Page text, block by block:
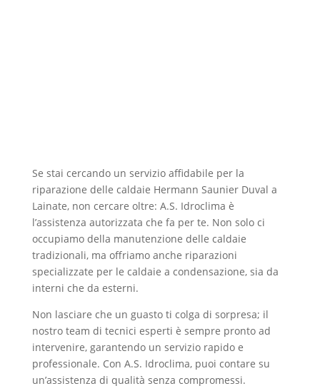
Se stai cercando un servizio affidabile per la
riparazione delle caldaie Hermann Saunier Duval a
Lainate, non cercare oltre: A.S. Idroclima è
l’assistenza autorizzata che fa per te. Non solo ci
occupiamo della manutenzione delle caldaie
tradizionali, ma offriamo anche riparazioni
specializzate per le caldaie a condensazione, sia da
interni che da esterni.
Non lasciare che un guasto ti colga di sorpresa; il
nostro team di tecnici esperti è sempre pronto ad
intervenire, garantendo un servizio rapido e
professionale. Con A.S. Idroclima, puoi contare su
un’assistenza di qualità senza compromessi.